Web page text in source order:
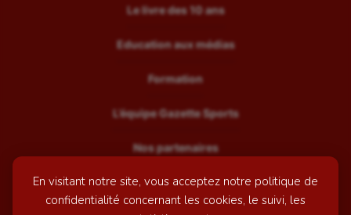
En visitant notre site, vous acceptez notre politique de
confidentialité concernant les cookies, le suivi, les
Le livre des 10 ans
Education aux médias
Formation
L’équipe Gazette Sports
Nos partenaires
Recrutement